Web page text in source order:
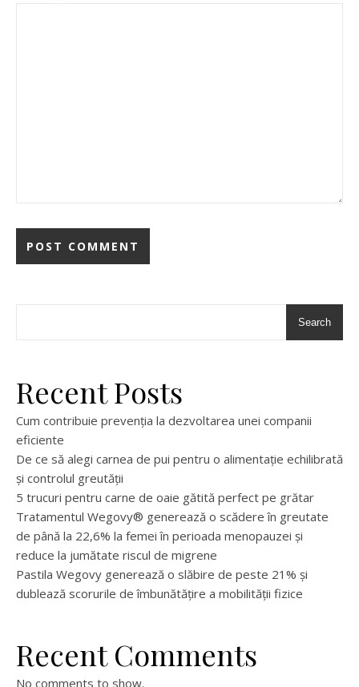
Search
Recent Posts
Cum contribuie prevenția la dezvoltarea unei companii
eficiente
De ce să alegi carnea de pui pentru o alimentație echilibrată
și controlul greutății
5 trucuri pentru carne de oaie gătită perfect pe grătar
Tratamentul Wegovy® generează o scădere în greutate
de până la 22,6% la femei în perioada menopauzei și
reduce la jumătate riscul de migrene
Pastila Wegovy generează o slăbire de peste 21% și
dublează scorurile de îmbunătățire a mobilității fizice
Recent Comments
No comments to show.